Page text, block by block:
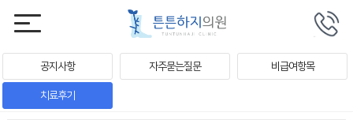
공지사항 자주묻는질문 비급여항목
치료후기